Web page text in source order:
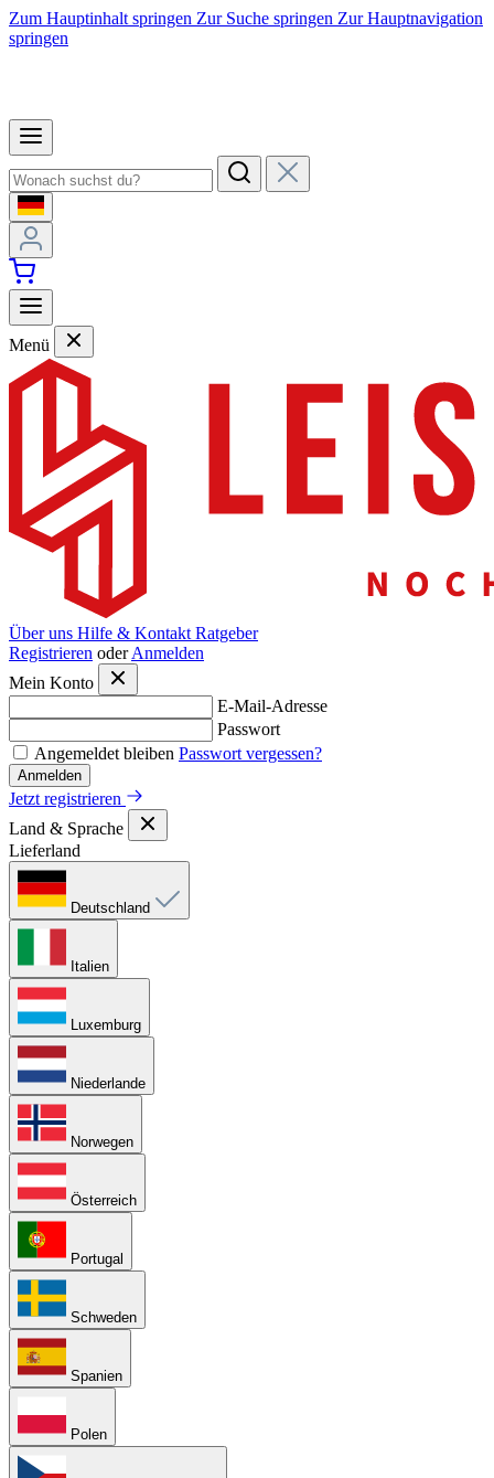
Zum Hauptinhalt springen Zur Suche springen Zur Hauptnavigation
springen
Menü
Über uns Hilfe & Kontakt Ratgeber
Registrieren oder Anmelden
Mein Konto
E-Mail-Adresse
Passwort
Angemeldet bleiben Passwort vergessen?
Anmelden
Jetzt registrieren
Land & Sprache
Lieferland
Deutschland
Italien
Luxemburg
Niederlande
Norwegen
Österreich
Portugal
Schweden
Spanien
Polen